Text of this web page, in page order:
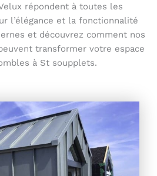
répondent à toutes les
l’élégance et la fonctionnalité
et découvrez comment nos
transformer votre espace
à St soupplets.